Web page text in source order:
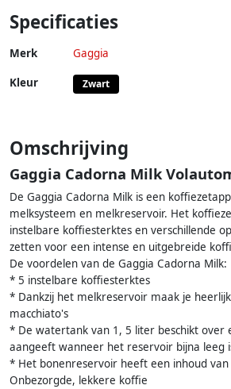
Specificaties
Merk Gaggia
Kleur Zwart
Omschrijving
Gaggia Cadorna Milk
De Gaggia Cadorna Milk is een
melksysteem en melkreservoir. Het
instelbare koffiesterktes en verschillende
zetten voor een intense en uitgebreide
De voordelen van de Gaggia Cadorna Milk:
* 5 instelbare koffiesterktes
* Dankzij het melkreservoir maak je
macchiato's
* De watertank van 1, 5 liter beschikt over
aangeeft wanneer het reservoir bijna leeg
* Het bonenreservoir heeft een inhoud
Onbezorgde, lekkere koffie